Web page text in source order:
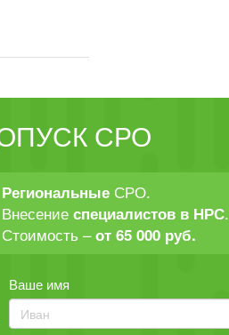
СРО
Региональные СРО.
Внесение специалистов в НРС.
Стоимость –от 65 000 руб.
Ваше имя